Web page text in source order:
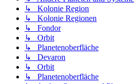
↳ Kolonie Region
↳ Kolonie Regionen
↳ Fondor
↳ Orbit
↳ Planetenoberfläche
↳ Devaron
↳ Orbit
↳ Planetenoberfläche